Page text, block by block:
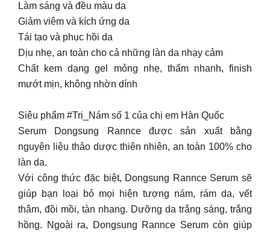
Làm sáng và đều màu da
Giảm viêm và kích ứng da
Tái tạo và phục hồi da
Dịu nhẹ, an toàn cho cả những làn da nhạy cảm
Chất kem dạng gel mỏng nhẹ, thấm nhanh, finish
mướt mịn, không nhờn dính
Siêu phẩm #Trị_Nám số 1 của chị em Hàn Quốc
Serum Dongsung Rannce được sản xuất bằng
nguyên liệu thảo dược thiên nhiên, an toàn 100% cho
làn da.
Với công thức đặc biệt, Dongsung Rannce Serum sẽ
giúp bạn loại bỏ mọi hiện tượng nám, rám da, vết
thâm, đồi mồi, tàn nhang. Dưỡng da trắng sáng, trắng
hồng. Ngoài ra, Dongsung Rannce Serum còn giúp